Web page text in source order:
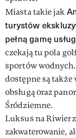
Miasta takie jak
turystów
pełną gamę
czekają tu pola
sportów
dostępne są
obsługą oraz
Śródziemne.
Luksus na
zakwaterowanie,